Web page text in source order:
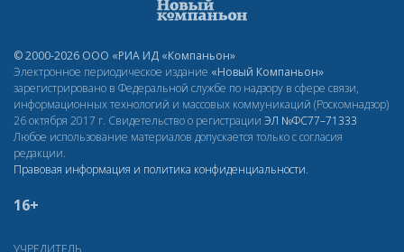
© 2000-2026 ООО «РИА ИД «Компаньон»
Электронное периодическое издание «Новый Компаньон»
зарегистрировано в Федеральной службе по надзору в сфере связи,
информационных технологий и массовых коммуникаций (Роскомнадзор)
26 октября 2017 г. Свидетельство о регистрации ЭЛ №ФС77–71333
Любое использование материалов допускается только с согласия
редакции.
Правовая информация и политика конфиденциальности.
16+
УЧРЕДИТЕЛЬ